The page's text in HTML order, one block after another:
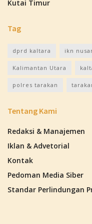
Kutai Timur
Tag
dprd kaltara ikn
Kalimantan Utara
polres tarakan
Tentang Kami
Redaksi & Manajemen
Iklan & Advetorial
Kontak
Pedoman Media Siber
Standar Perlindungan